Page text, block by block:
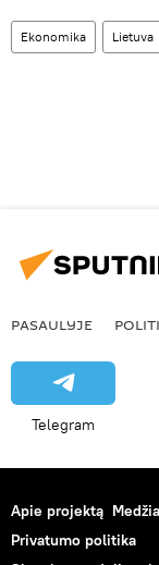
Ekonomika Lietuva
PASAULYJE
Telegram
Apie projektą
Privatumo politika